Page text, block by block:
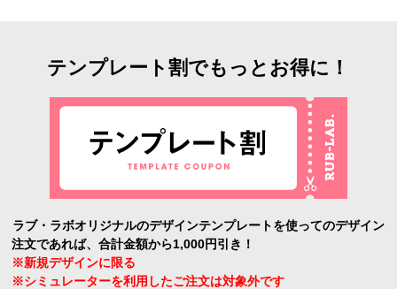
テンプレート割でもっとお得に！
ラブ・ラボオリジナルのデザインテンプレートを使ってのデザイン
注文であれば、合計金額から1,000円引き！
※新規デザインに限る
※シミュレーターを利用したご注文は対象外です